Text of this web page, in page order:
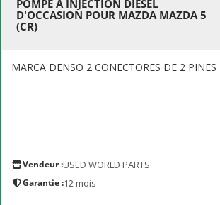
POMPE À INJECTION DIESEL
D'OCCASION POUR MAZDA MAZDA 5
(CR)
MARCA DENSO 2 CONECTORES DE 2 PINES
Vendeur :USED WORLD PARTS
Garantie :12 mois